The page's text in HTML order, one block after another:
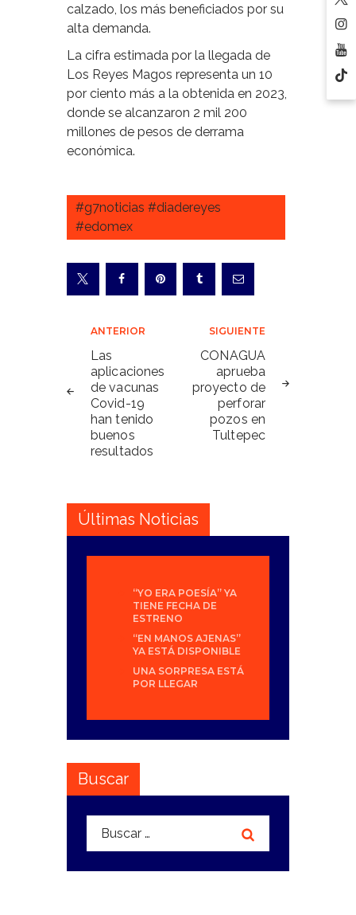
calzado, los más beneficiados por su
alta demanda.
La cifra estimada por la llegada de
Los Reyes Magos representa un 10
por ciento más a la obtenida en 2023,
donde se alcanzaron 2 mil 200
millones de pesos de derrama
económica.
#g7noticias #diadereyes
#edomex
Navegación
de
entradas
ANTERIOR
Las
aplicaciones
de vacunas
Covid-19
han tenido
buenos
resultados
SIGUIENTE
CONAGUA
aprueba
proyecto de
perforar
pozos en
Tultepec
Últimas Noticias
“YO ERA POESÍA” YA
TIENE FECHA DE
ESTRENO
“EN MANOS AJENAS”
YA ESTÁ DISPONIBLE
UNA SORPRESA ESTÁ
POR LLEGAR
Buscar
Buscar: